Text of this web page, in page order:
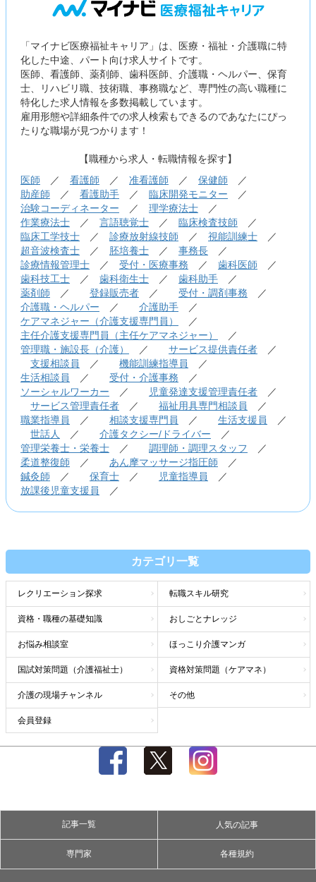
「マイナビ医療福祉キャリア」は、医療・福祉・介護職に特
化した中途、パート向け求人サイトです。
医師、看護師、薬剤師、歯科医師、介護職・ヘルパー、保育
士、リハビリ職、技術職、事務職など、専門性の高い職種に
特化した求人情報を多数掲載しています。
雇用形態や詳細条件での求人検索もできるのであなたにぴっ
たりな職場が見つかります！
【職種から求人・転職情報を探す】
医師 ／ 看護師 ／ 准看護師 ／ 保健師 ／
助産師 ／ 看護助手 ／ 臨床開発モニター ／
治験コーディネーター ／ 理学療法士 ／
作業療法士 ／ 言語聴覚士 ／ 臨床検査技師 ／
臨床工学技士 ／ 診療放射線技師 ／ 視能訓練士 ／
超音波検査士 ／ 胚培養士 ／ 事務長 ／
診療情報管理士 ／ 受付・医療事務 ／ 歯科医師 ／
歯科技工士 ／ 歯科衛生士 ／ 歯科助手 ／
薬剤師 ／ 登録販売者 ／ 受付・調剤事務 ／
介護職・ヘルパー ／ 介護助手 ／
ケアマネジャー（介護支援専門員）
／
主任介護支援専門員（主任ケアマネジャー）
／
管理職・施設長（介護）
／ サービス提供責任者 ／
支援相談員
／ 機能訓練指導員
／
生活相談員
／ 受付・介護事務 ／
ソーシャルワーカー ／ 児童発達支援管理責任者 ／
サービス管理責任者 ／ 福祉用具専門相談員
／
職業指導員
／ 相談支援専門員 ／ 生活支援員
／
世話人
／ 介護タクシー/ドライバー ／
管理栄養士・栄養士 ／ 調理師・調理スタッフ ／
柔道整復師 ／ あん摩マッサージ指圧師 ／
鍼灸師 ／ 保育士 ／ 児童指導員
／
放課後児童支援員
／
カテゴリ一覧
レクリエーション探求 転職スキル研究
資格・職種の基礎知識 おしごとナレッジ
お悩み相談室 ほっこり介護マンガ
国試対策問題（介護福祉士） 資格対策問題（ケアマネ）
介護の現場チャンネル その他
会員登録
記事一覧 人気の記事
専門家 各種規約